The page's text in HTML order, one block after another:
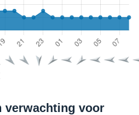
verwachting voor